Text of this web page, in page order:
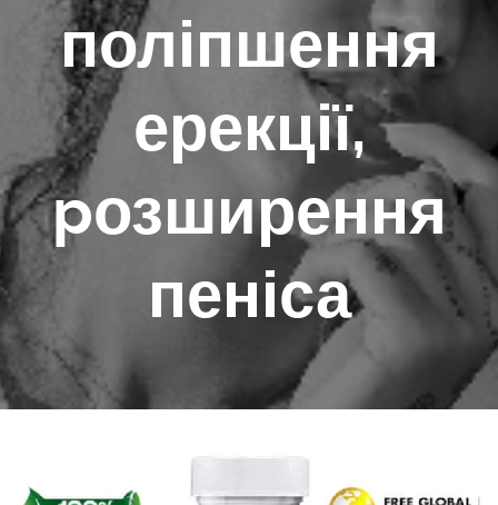
поліпшення
ерекції,
pозширення
пеніса